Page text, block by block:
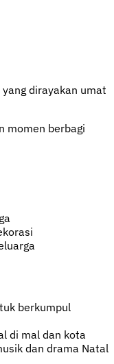
dirayakan umat
momen berbagi
berkumpul
di mal dan kota
dan drama Natal